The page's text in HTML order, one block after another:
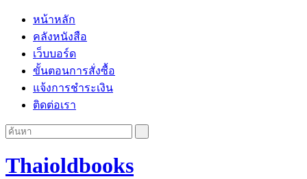
หน้าหลัก
คลังหนังสือ
เว็บบอร์ด
ขั้นตอนการสั่งซื้อ
แจ้งการชำระเงิน
ติดต่อเรา
Thaioldbooks